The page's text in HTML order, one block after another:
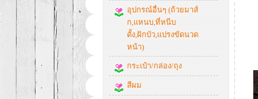
อุปกรณ์อื่นๆ (ถ้วยมาส์
ก,แหนบ,ที่หนีบ
ดั้ง,ฝักบัว,แปรงขัดนวด
หน้า)
กระเป๋า/กล่อง/ถุง
สีผม